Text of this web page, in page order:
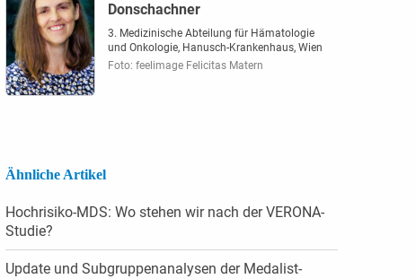
Donschachner
3. Medizinische Abteilung für Hämatologie
und Onkologie, Hanusch-Krankenhaus, Wien
Foto: feelimage Felicitas Matern
Ähnliche Artikel
Hochrisiko-MDS: Wo stehen wir nach der VERONA-
Studie?
Update und Sub­gruppen­analysen der Medalist-